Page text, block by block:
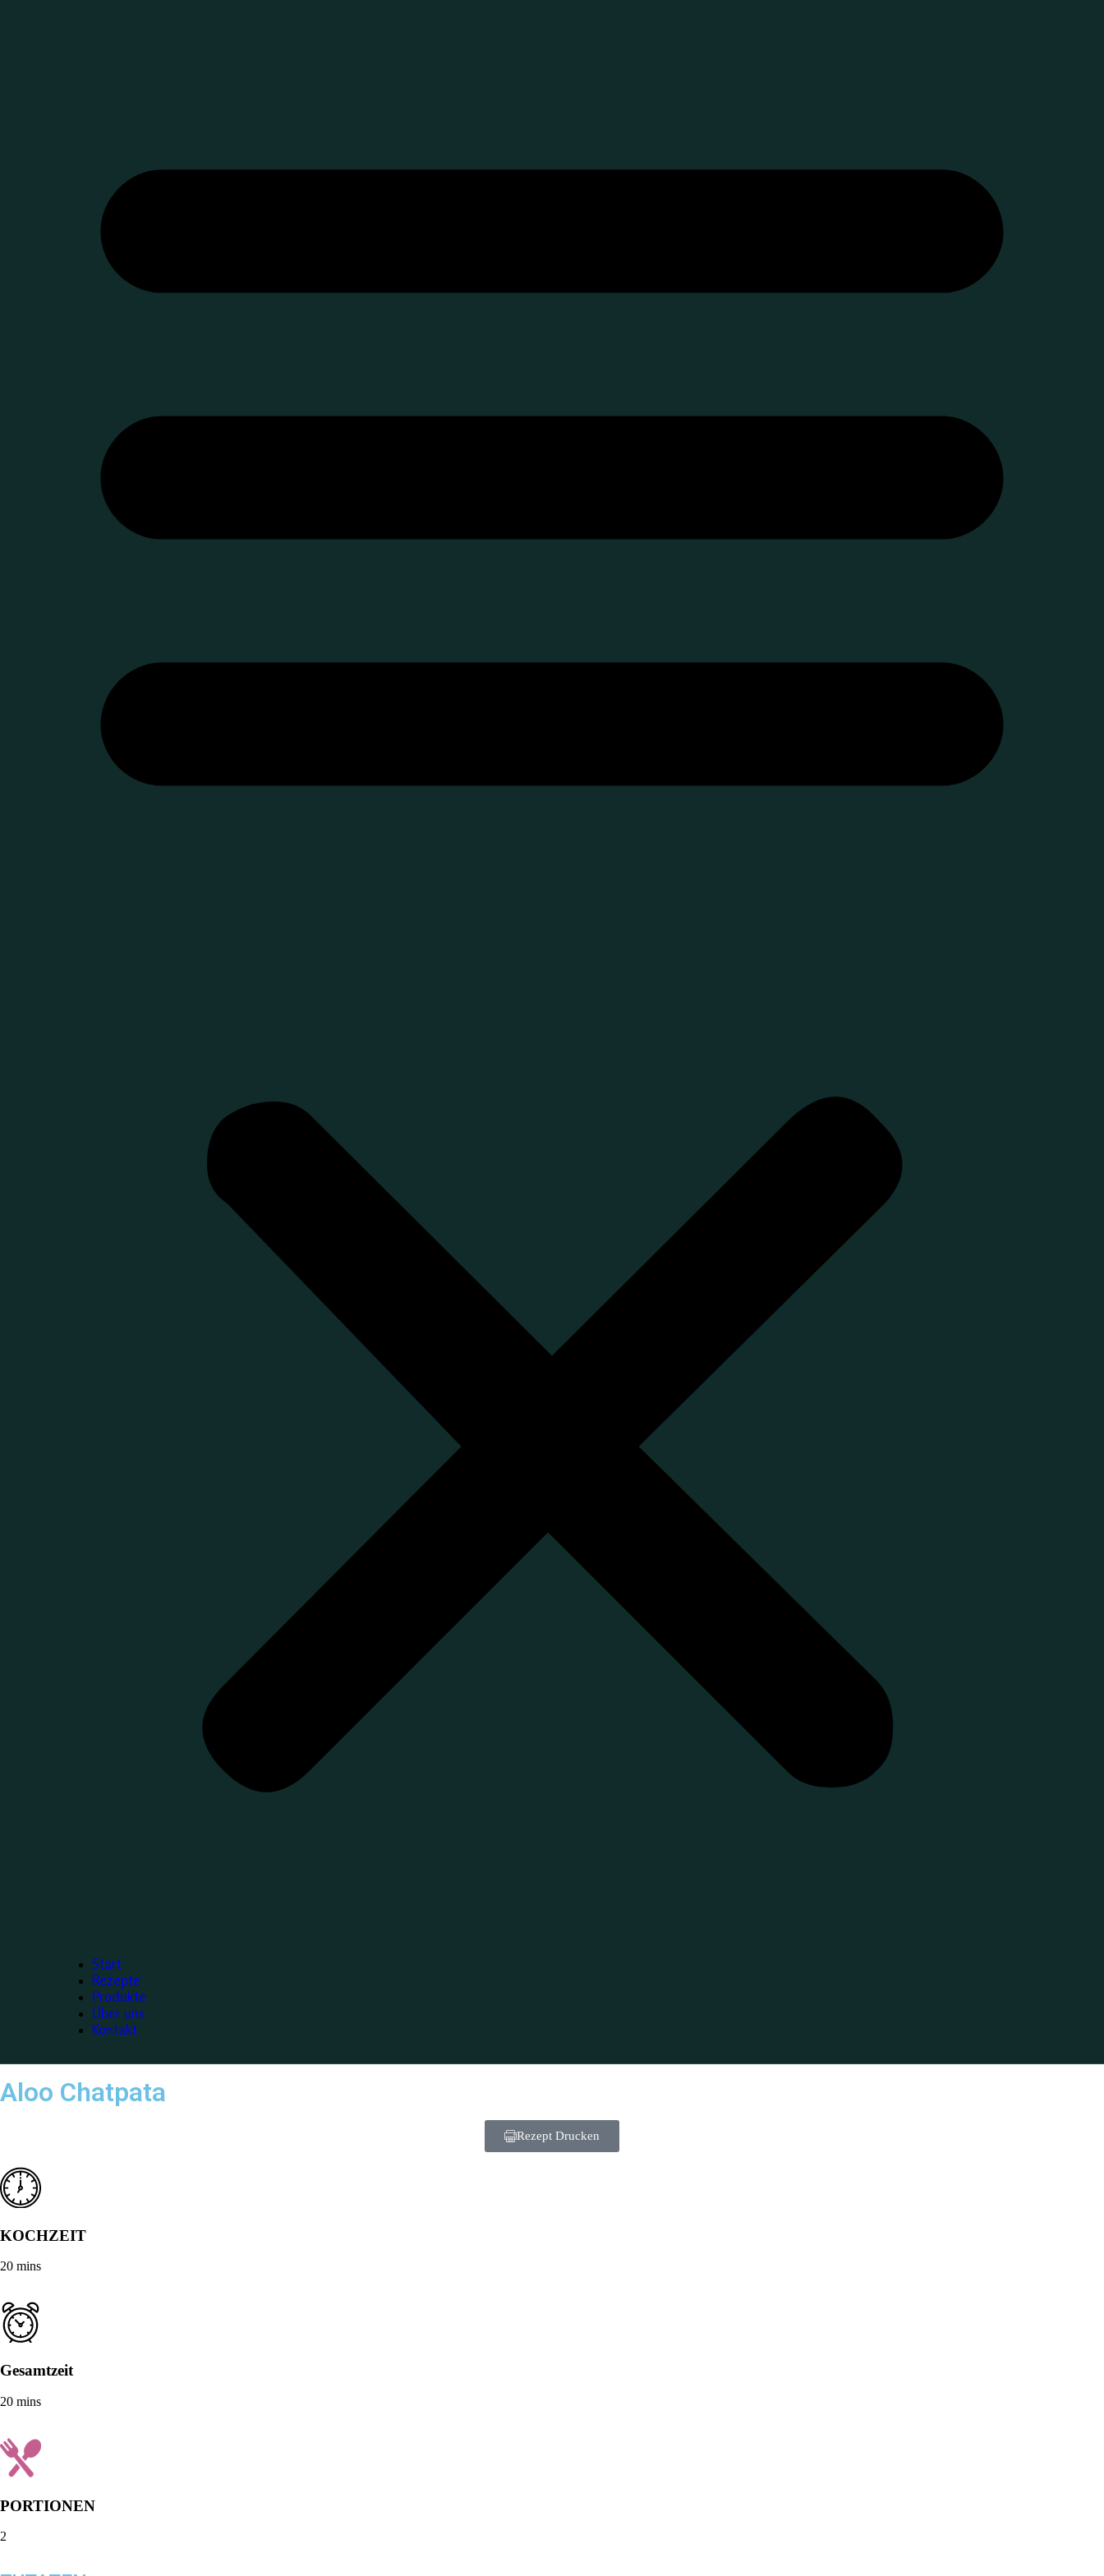
Start
Rezepte
Produkte
Über uns
Kontakt
Aloo Chatpata
Rezept Drucken
KOCHZEIT
20 mins
Gesamtzeit
20 mins
PORTIONEN
2